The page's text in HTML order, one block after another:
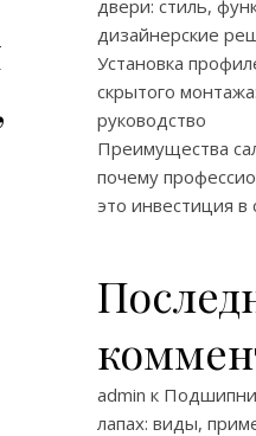
двери: стиль,
дизайнерские
Установка
скрытого
руководство
Преимущества
почему
это инвестиция в
admin к
лапах: виды,